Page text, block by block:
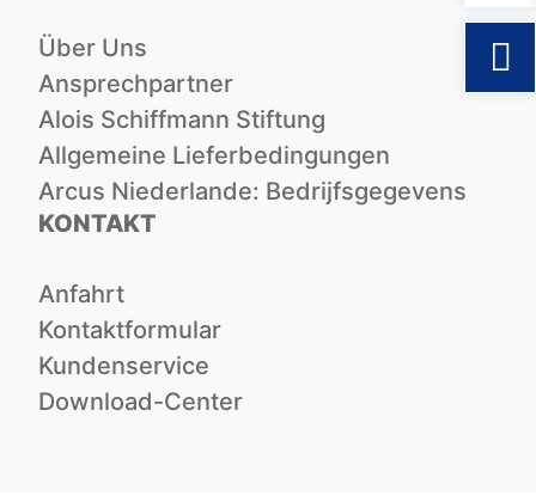
Über Uns
Ansprechpartner
Alois Schiffmann Stiftung
Allgemeine Lieferbedingungen
Arcus Niederlande: Bedrijfsgegevens
KONTAKT
Anfahrt
Kontaktformular
Kundenservice
Download-Center